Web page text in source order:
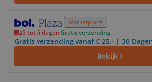
Marketplace
5 tot 6 dagenGratis verzending
Gratis verzending vanaf € 25,- | 30
Bekijk